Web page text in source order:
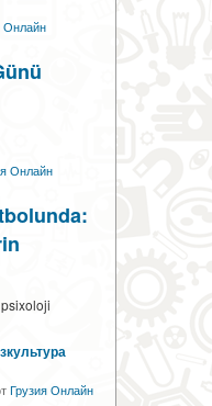
Онлайн
Онлайн
Грузия Онлайн